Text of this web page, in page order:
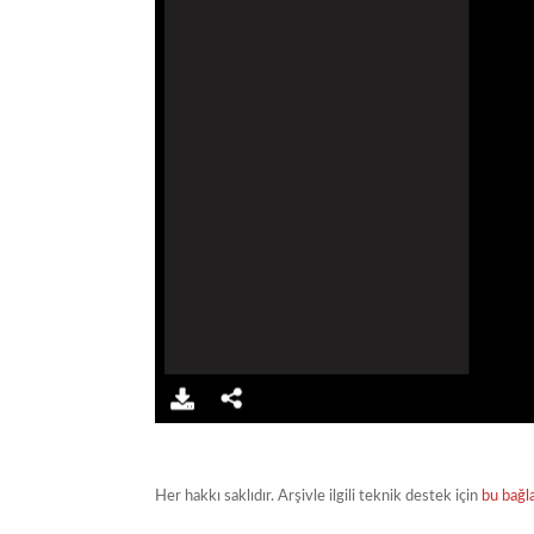
Her hakkı saklıdır. Arşivle ilgili teknik destek için bu